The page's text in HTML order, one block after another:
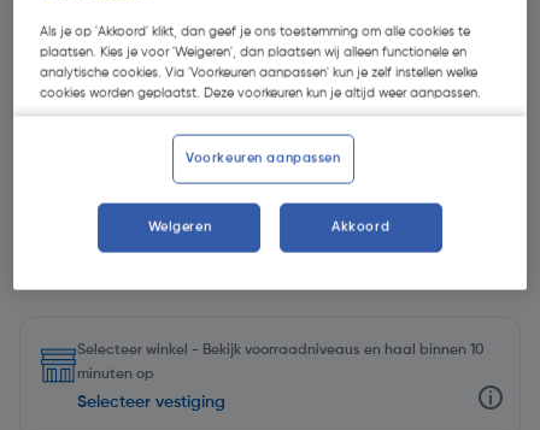
€ 5,60| Excl. btw € 4,63
Kies productvariant(8)
Selecteer winkel - Bekijk voorraadniveaus en haal binnen 10
minuten op
Selecteer vestiging
Als je op 'Akkoord' klikt, dan geef je ons toestemming om alle cookies te
plaatsen. Kies je voor 'Weigeren', dan plaatsen wij alleen functionele en
analytische cookies. Via 'Voorkeuren aanpassen' kun je zelf instellen welke
cookies worden geplaatst. Deze voorkeuren kun je altijd weer aanpassen.
Voorkeuren aanpassen
Weigeren Akkoord